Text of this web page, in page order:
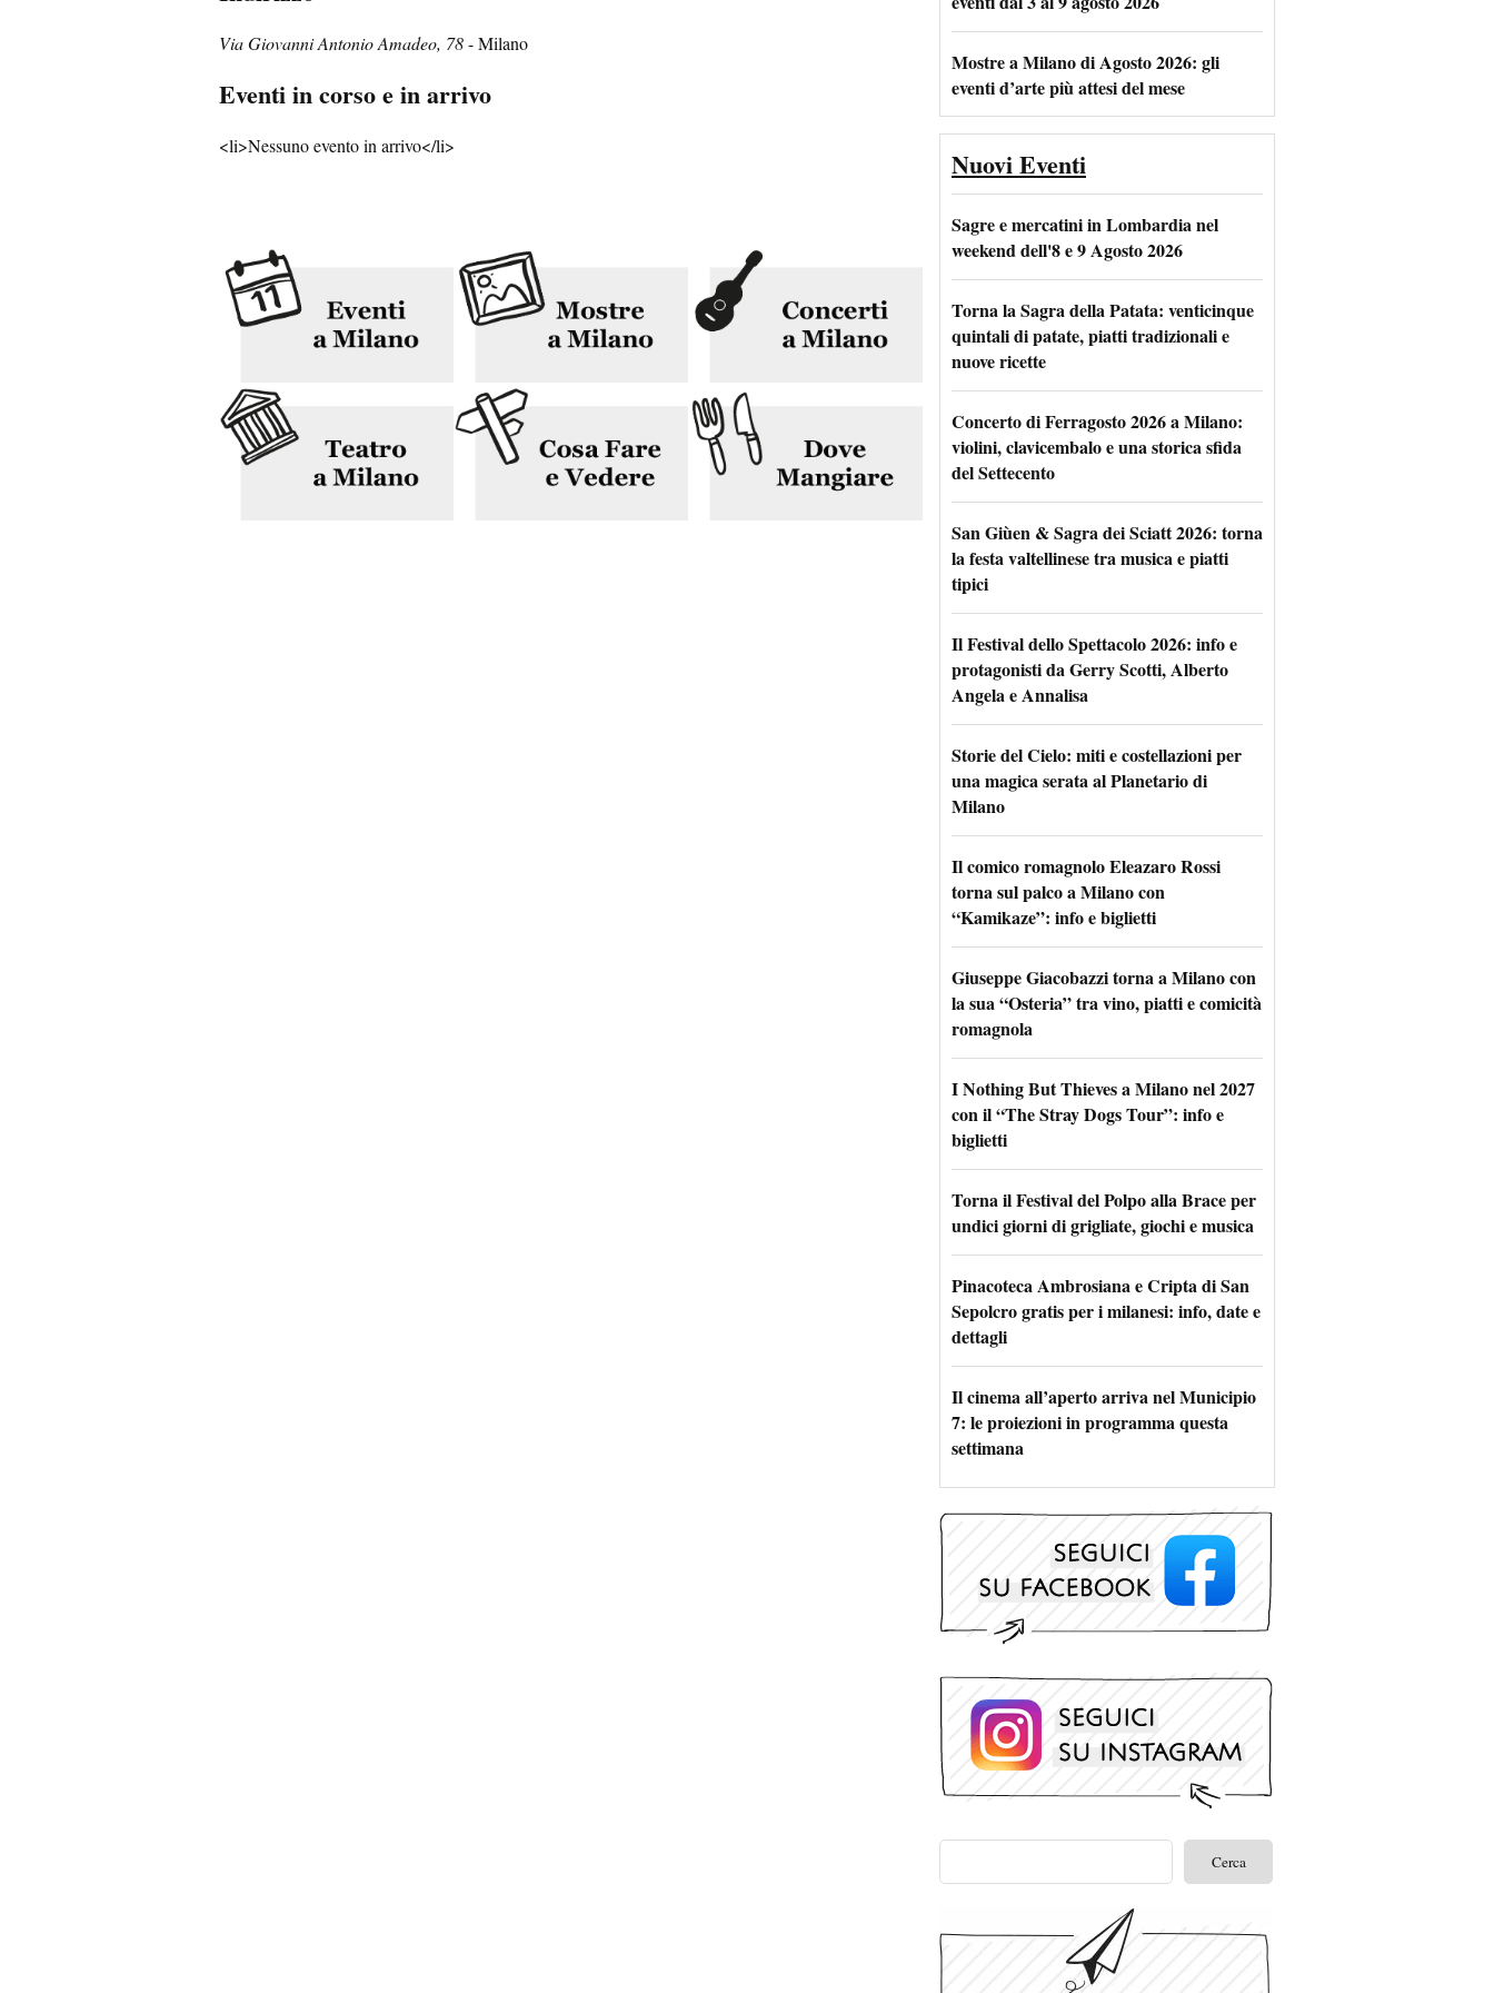
Via Giovanni Antonio Amadeo, 78- Milano
Eventi in corso e in arrivo
<li>Nessuno evento in arrivo</li>
Mostre a Milano di Agosto 2026: gli
eventi d’arte più attesi del mese
Nuovi Eventi
Sagre e mercatini in Lombardia nel
weekend dell'8 e 9 Agosto 2026
Torna la Sagra della Patata: venticinque
quintali di patate, piatti tradizionali e
nuove ricette
Concerto di Ferragosto 2026 a Milano:
violini, clavicembalo e una storica sfida
del Settecento
San Giùen & Sagra dei Sciatt 2026: torna
la festa valtellinese tra musica e piatti
tipici
Il Festival dello Spettacolo 2026: info e
protagonisti da Gerry Scotti, Alberto
Angela e Annalisa
Storie del Cielo: miti e costellazioni per
una magica serata al Planetario di
Milano
Il comico romagnolo Eleazaro Rossi
torna sul palco a Milano con
“Kamikaze”: info e biglietti
Giuseppe Giacobazzi torna a Milano con
la sua “Osteria” tra vino, piatti e comicità
romagnola
I Nothing But Thieves a Milano nel 2027
con il “The Stray Dogs Tour”: info e
biglietti
Torna il Festival del Polpo alla Brace per
undici giorni di grigliate, giochi e musica
Pinacoteca Ambrosiana e Cripta di San
Sepolcro gratis per i milanesi: info, date e
dettagli
Il cinema all’aperto arriva nel Municipio
7: le proiezioni in programma questa
settimana